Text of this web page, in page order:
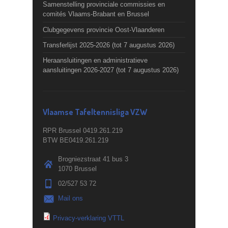
Samenstelling provinciale commissies en
comités Vlaams-Brabant en Brussel
Clubgegevens provincie Oost-Vlaanderen
Transferlijst 2025-2026 (tot 7 augustus 2026)
Heraansluitingen en administratieve
aansluitingen 2026-2027 (tot 7 augustus 2026)
Vlaamse Tafeltennisliga VZW
RPR Brussel 0419.261.219
BTW BE0419.261.219
Brogniezstraat 41 bus 3
1070 Brussel
02/527 53 72
Mail ons
Privacy-verklaring VTTL